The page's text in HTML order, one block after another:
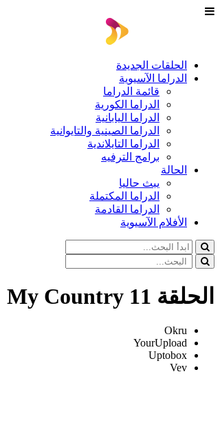
الحلقات الجديدة
الدراما الآسيوية
قائمة الدراما
الدراما الكورية
الدراما اليابانية
الدراما الصينية والتايوانية
الدراما التايلاندية
برامج الترفيه
الحالة
يبث حاليا
الدراما المكتملة
الدراما القادمة
الأفلام الآسيوية
الحلقة 11 My Country
Okru
YourUpload
Uptobox
Vev